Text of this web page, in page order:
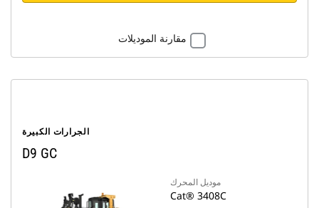
مقارنة الموديلات
الجرارات الكبيرة
D9 GC
موديل المحرك
Cat® 3408C